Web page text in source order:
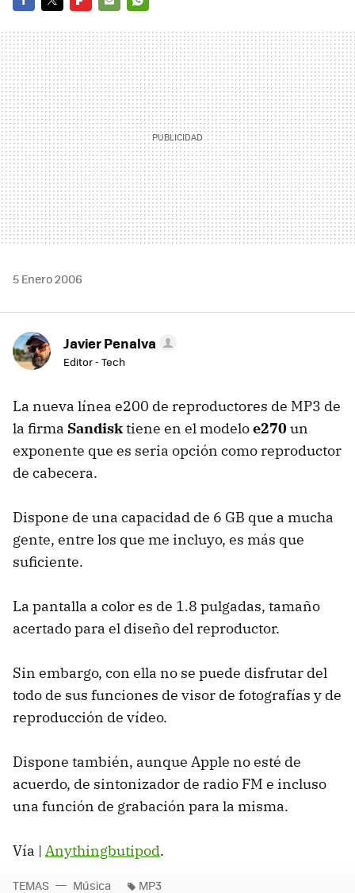
MAIL
5 Enero 2006
Javier Penalva
Editor - Tech
La nueva línea e200 de reproductores de MP3 de
la firma Sandisktiene en el modeloe270un
exponente que es seria opción como reproductor
de cabecera.
Dispone de una capacidad de 6 GB que a mucha
gente, entre los que me incluyo, es más que
suficiente.
La pantalla a color es de 1.8 pulgadas, tamaño
acertado para el diseño del reproductor.
Sin embargo, con ella no se puede disfrutar del
todo de sus funciones de visor de fotografías y de
reproducción de vídeo.
Dispone también, aunque Apple no esté de
acuerdo, de sintonizador de radio FM e incluso
una función de grabación para la misma.
Vía | Anythingbutipod.
TEMAS Música MP3